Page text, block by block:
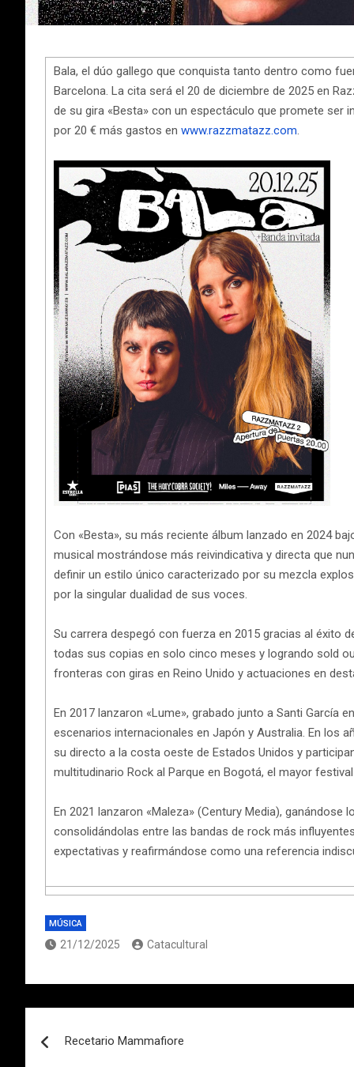
Bala, el dúo gallego que conquista tanto dentro como
Barcelona. La cita será el 20 de diciembre de 2025 en
de su gira «Besta» con un espectáculo que promete ser
por 20 € más gastos en www.razzmatazz.com.
Con «Besta», su más reciente álbum lanzado en 2024
musical mostrándose más reivindicativa y directa que
definir un estilo único caracterizado por su mezcla
por la singular dualidad de sus voces.
Su carrera despegó con fuerza en 2015 gracias al éxito
todas sus copias en solo cinco meses y logrando sold
fronteras con giras en Reino Unido y actuaciones en
En 2017 lanzaron «Lume», grabado junto a Santi García
escenarios internacionales en Japón y Australia. En los
su directo a la costa oeste de Estados Unidos y
multitudinario Rock al Parque en Bogotá, el mayor
En 2021 lanzaron «Maleza» (Century Media),
consolidándolas entre las bandas de rock más
expectativas y reafirmándose como una referencia
MÚSICA
21/12/2025 Catacultural
de
Recetario Mammafiore